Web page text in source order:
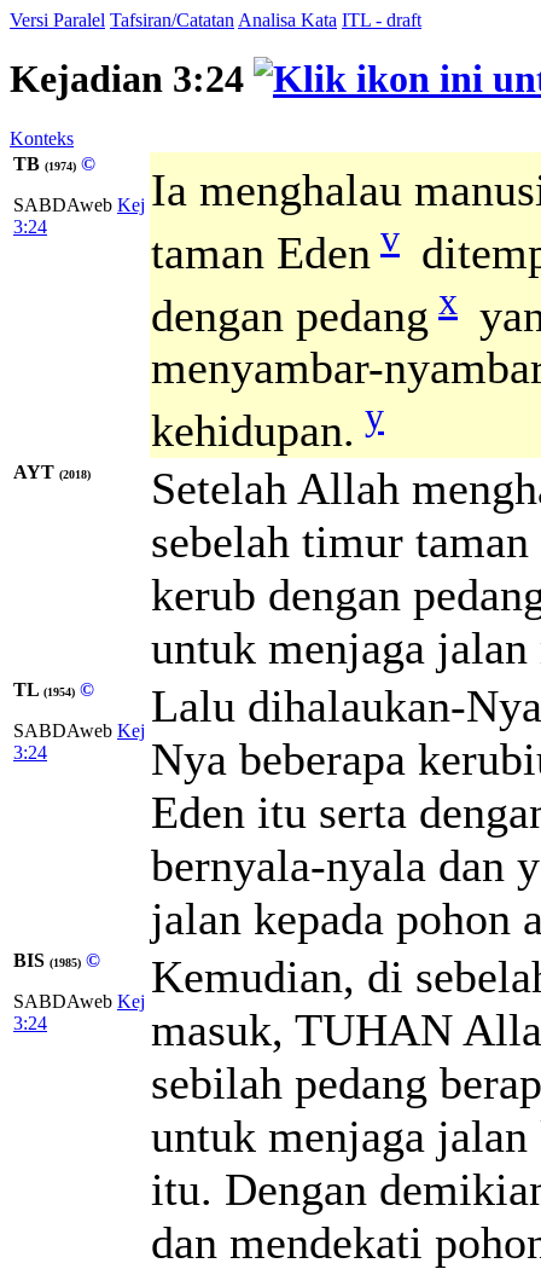
Versi Paralel Tafsiran/Catatan Analisa Kata ITL - draft
Kejadian 3:24
Konteks
TB (1974) ©
SABDAweb Kej
3:24
Ia menghalau
taman Eden v
dengan pedang x
menyambar-
kehidupan. y
AYT (2018)
Setelah Allah
sebelah timur
kerub dengan
untuk menjaga
TL (1954) ©
SABDAweb Kej
3:24
Lalu dihalaukan-
Nya beberapa
Eden itu serta
bernyala-nyala dan
jalan kepada pohon
BIS (1985) ©
SABDAweb Kej
3:24
Kemudian, di
masuk, TUHAN
sebilah pedang
untuk menjaga
itu. Dengan
dan mendekati